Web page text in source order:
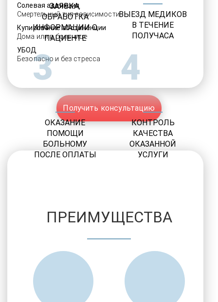
Солевая аддикция
Смертельный тип зависимости
Купирование абстиненции
Дома или в больнице
УБОД
Безопасно и без стресса
Получить консультацию
ЗАЯВКА,
ОБРАБОТКА
ИНФОРМАЦИИ О
ПАЦИЕНТЕ
ВЫЕЗД МЕДИКОВ
В ТЕЧЕНИЕ
ПОЛУЧАСА
3
ОКАЗАНИЕ
ПОМОЩИ
БОЛЬНОМУ
ПОСЛЕ ОПЛАТЫ
4
КОНТРОЛЬ
КАЧЕСТВА
ОКАЗАННОЙ
УСЛУГИ
ПРЕИМУЩЕСТВА